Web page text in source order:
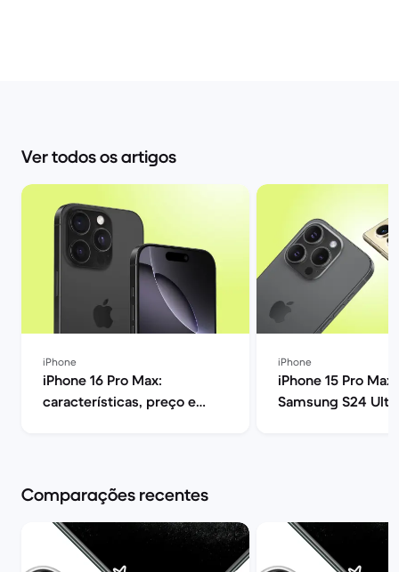
Ver todos os artigos
iPhone
iPhone 16 Pro Max:
características, preço e
iPhone
iPhone 15 Pro Max
Samsung S24
Comparações recentes